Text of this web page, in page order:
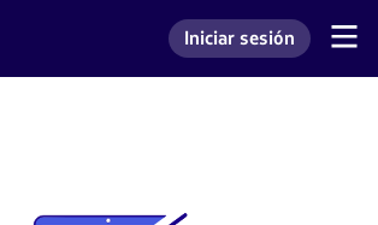
Ingresar a mi cuenta
Iniciar sesión